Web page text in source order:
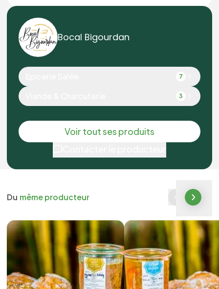
Bocal Bigourdan
7
3
Voir tout ses produits
Du même producteur